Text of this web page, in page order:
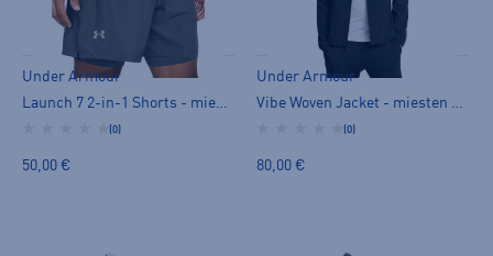
Under Armour
(0)
50,00 €
Under Armour
(0)
80,00 €